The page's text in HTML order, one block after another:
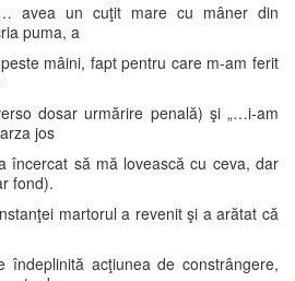
avea un cuţit mare cu mâner din
puma, a
mâini, fapt pentru care m-am ferit
dosar urmărire penală) şi „…i-am
jos
încercat să mă lovească cu ceva, dar
fond).
martorul a revenit şi a arătat că
îndeplinită acţiunea de constrângere,